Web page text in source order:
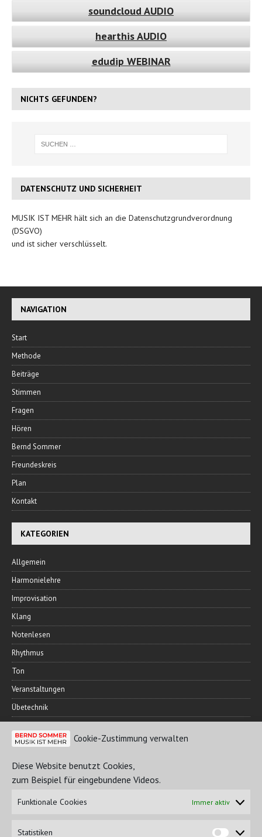
Cookie-Zustimmung verwalten
Diese Website benutzt Cookies,
zum Beispiel für eingebundene Videos.
Funktionale Cookies Immer aktiv
Statistiken
soundcloud AUDIO
hearthis AUDIO
edudip WEBINAR
NICHTS GEFUNDEN?
DATENSCHUTZ UND SICHERHEIT
MUSIK IST MEHR hält sich an die Datenschutzgrundverordnung
(DSGVO)
und ist sicher verschlüsselt.
NAVIGATION
Start
Methode
Beiträge
Stimmen
Fragen
Hören
Bernd Sommer
Freundeskreis
Plan
Kontakt
KATEGORIEN
Allgemein
Harmonielehre
Improvisation
Klang
Notenlesen
Rhythmus
Ton
Veranstaltungen
Übetechnik
FREUNDESKREIS